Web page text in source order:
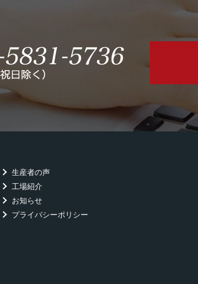
生産者の声
工場紹介
お知らせ
プライバシーポリシー